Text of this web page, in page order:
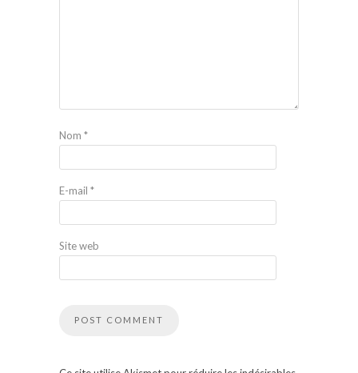
Nom *
E-mail *
Site web